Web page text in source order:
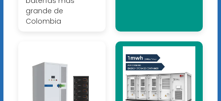
grande de
Colombia